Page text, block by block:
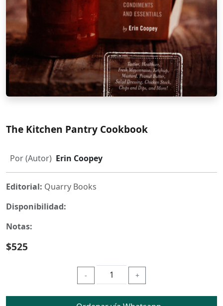
The Kitchen Pantry Cookbook
Por (Autor) Erin Coopey
Editorial: Quarry Books
Disponibilidad:
Notas:
$525
- +